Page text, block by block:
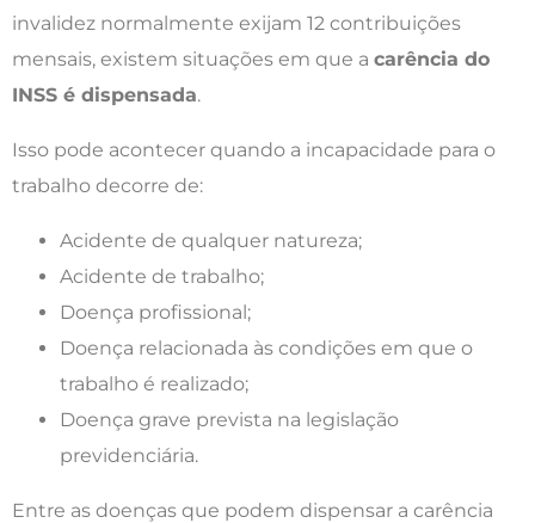
invalidez normalmente exijam 12 contribuições
mensais, existem situações em que a carência do
INSS é dispensada.
Isso pode acontecer quando a incapacidade para o
trabalho decorre de:
Acidente de qualquer natureza;
Acidente de trabalho;
Doença profissional;
Doença relacionada às condições em que o
trabalho é realizado;
Doença grave prevista na legislação
previdenciária.
Entre as doenças que podem dispensar a carência